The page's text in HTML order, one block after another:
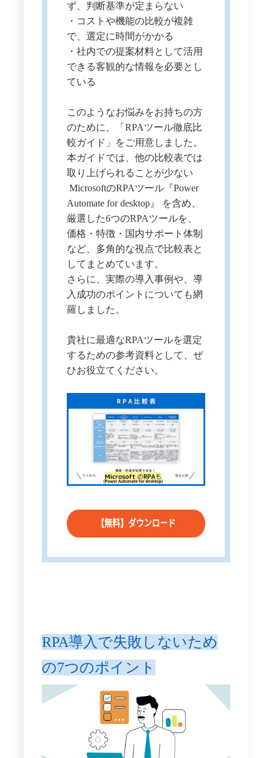
ず、判断基準が定まらない
・コストや機能の比較が複雑
で、選定に時間がかかる
・社内での提案材料として活用
できる客観的な情報を必要とし
ている
このようなお悩みをお持ちの方
のために、「RPAツール徹底比
較ガイド」をご用意しました。
本ガイドでは、他の比較表では
取り上げられることが少ない
MicrosoftのRPAツール『Power
Automate for desktop』 を含め、
厳選した6つのRPAツールを、
価格・特徴・国内サポート体制
など、多角的な視点で比較表と
してまとめています。
さらに、実際の導入事例や、導
入成功のポイントについても網
羅しました。
貴社に最適なRPAツールを選定
するための参考資料として、ぜ
ひお役立てください。
RPA導入で失敗しないため
の7つのポイント